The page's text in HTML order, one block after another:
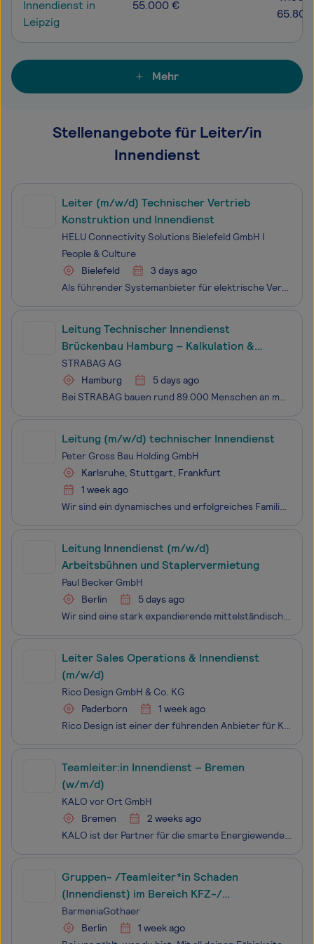
Innendienst in
Leipzig
55.000 €
Mehr
Stellenangebote für Leiter/in
Innendienst
Leiter (m/w/d) Technischer Vertrieb
Konstruktion und Innendienst
HELU Connectivity Solutions Bielefeld GmbH I
People & Culture
Bielefeld
3 days ago
Als führender Systemanbieter für elektrische Verbindungstechnik sind wir an vielen Technologien, die die Welt von morgen gestalten, hautnah beteiligt – von Automatisierung über erneuerbare Energien bis E-Mobilität. Mit mehr als 2.500 Mitarbeiterinnen und Mitarbeitern in 43 Ländern geben wir täglich
Leitung Technischer Innendienst
Brückenbau Hamburg – Kalkulation &
Arbeitsvorbereitung (m/w/d)
STRABAG AG
Hamburg
5 days ago
Bei STRABAG bauen rund 89.000 Menschen an mehr als 2.400 Standorten weltweit am Fortschritt. Einzigartigkeit und individuelle Stärken kennzeichnen dabei nicht nur unsere Projekte, sondern auch jede:n Einzelne:n von uns. Ob im Hoch- und Ingenieurbau, Straßen- und Tiefbau, Brücken- und Tunnelbau, in d
Leitung (m/w/d) technischer Innendienst
Peter Gross Bau Holding GmbH
Karlsruhe, Stuttgart, Frankfurt
1 week ago
Wir sind ein dynamisches und erfolgreiches Familienunternehmen in der Bauindustrie. Mit über 3.000 Mitarbeitenden realisieren wir bundesweit anspruchsvolle Projekte in den Bereichen Hochbau, Tief- und Straßen bau, Ingenieur- sowie Bahnbau. Ergänzt und verstärkt wird unser Leistungsspektrum durc
Leitung Innendienst (m/w/d)
Arbeitsbühnen und Staplervermietung
Paul Becker GmbH
Berlin
5 days ago
Wir sind eine stark expandierende mittelständische Unternehmensgruppe mit mehreren Geschäfts­bereichen und über 600 Mitarbeitern an verschiedenen Standorten in Deutschland. Das Tätigkeitsfeld erstreckt sich vom Gerüstbau über die Vermietung und den Verkauf von Arbeitsbühnen und Teleskopstaplern bis
Leiter Sales Operations & Innendienst
(m/w/d)
Rico Design GmbH & Co. KG
Paderborn
1 week ago
Rico Design ist einer der führenden Anbieter für Kreativprodukte in den Bereichen Handstrick, Sticken, Stoffe, Papier, Party, Künstlermaterial, Basteln und Schmuck. In unserem hauseigenen Designstudio entwickeln wir mit viel Liebe zum Detail einzigartige Kollektionen und viele Ideen für kreative Hob
Teamleiter:in Innendienst – Bremen
(w/m/d)
KALO vor Ort GmbH
Bremen
2 weeks ago
KALO ist der Partner für die smarte Energiewende in der Wohnimmobilie. Wir erfassen den Energie- und Wasserverbrauch in Mehrparteienhäusern, bringen smarte Thermostate in die Wohnung, um Heizenergie zu sparen und binden Photovoltaik und Ladeinfrastruktur für Elektrofahrzeuge in die Immobilie ein.&nb
Gruppen- /Teamleiter*in Schaden
(Innendienst) im Bereich KFZ-/
Haftpflicht- oder Sach-Versicherung
(mobiles Arbeiten möglich)
BarmeniaGothaer
Berlin
1 week ago